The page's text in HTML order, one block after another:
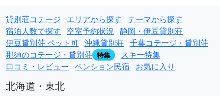
貸別荘コテージ エリアから探す
テーマから探す
宿泊人数で探す
空室予約状況 静岡・伊豆貸別荘
伊豆貸別荘 ペット可 沖縄貸別荘 千葉コテージ・貸別荘
那須のコテージ・貸別荘 特集
スキー特集
口コミ・レビュー ペンション民宿 お気に入り
北海道・東北